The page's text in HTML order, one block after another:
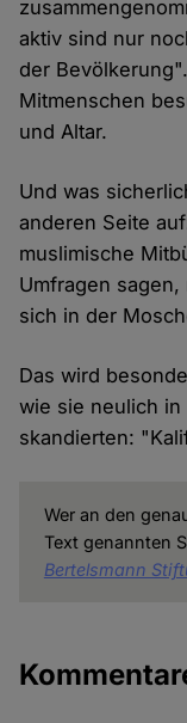
aktiv sind nur
der
Mitmenschen
und Altar.
Und was
anderen Seite
muslimische
Umfragen
sich in der
Das wird
wie sie neulich in
skandierten:
Wer an den
Text genannten
Bertelsmann